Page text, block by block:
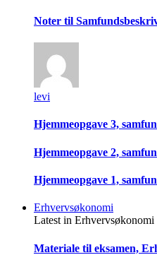
Noter til
levi
Hjemmeopgave 3,
Hjemmeopgave 2,
Hjemmeopgave 1,
Erhvervsøkonomi
Latest in Erhvervsøkonomi
Materiale til eksamen,